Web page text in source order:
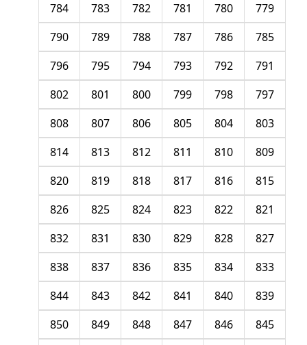
779
780
781
782
783
784
785
786
787
788
789
790
791
792
793
794
795
796
797
798
799
800
801
802
803
804
805
806
807
808
809
810
811
812
813
814
815
816
817
818
819
820
821
822
823
824
825
826
827
828
829
830
831
832
833
834
835
836
837
838
839
840
841
842
843
844
845
846
847
848
849
850